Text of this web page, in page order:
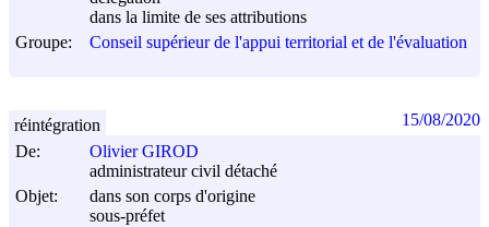
dans la limite de ses attributions
Groupe:
Conseil supérieur de l'appui territorial et de l'évaluation
De:
Olivier GIROD
administrateur civil détaché
Objet:
dans son corps d'origine
sous-préfet
réintégration 15/08/2020